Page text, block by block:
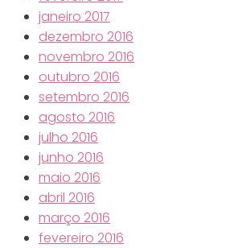
janeiro 2017
dezembro 2016
novembro 2016
outubro 2016
setembro 2016
agosto 2016
julho 2016
junho 2016
maio 2016
abril 2016
março 2016
fevereiro 2016